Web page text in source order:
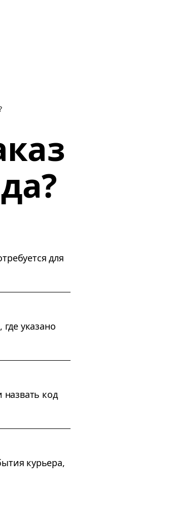
для
указано
назвать код
курьера,